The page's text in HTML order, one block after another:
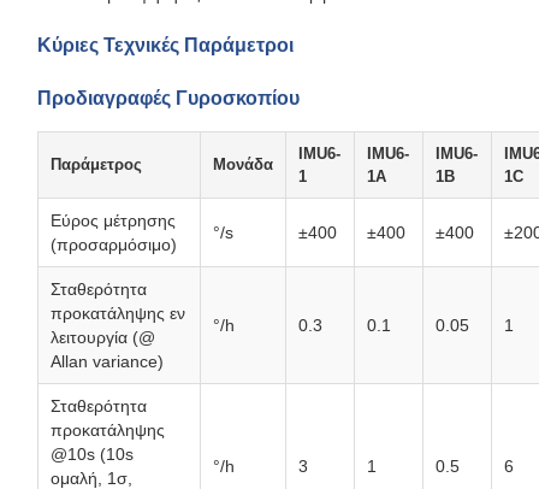
Κύριες Τεχνικές Παράμετροι
Προδιαγραφές Γυροσκοπίου
Παράμετρος Μονάδα
IMU6-
1
IMU6-
1A
IMU6-
1B
1C
Εύρος μέτρησης
(προσαρμόσιμο)
°/s ±400 ±400 ±400
Σταθερότητα
προκατάληψης εν
λειτουργία (@
Allan variance)
°/h 0.3 0.1 0.05 1
Σταθερότητα
προκατάληψης
@10s (10s
ομαλή, 1σ,
°/h 3 1 0.5 6